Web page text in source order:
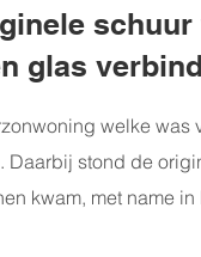
glas
welke was
Daarbij stond de
kwam, met name